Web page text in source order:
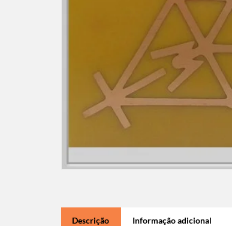
Descrição Informação adicional